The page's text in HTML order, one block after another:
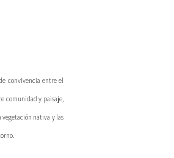
convivencia entre el
comunidad y paisaje,
nativa y las